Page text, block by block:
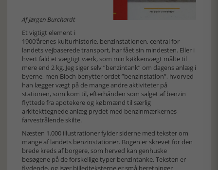
Af Jørgen Burchardt
Et vigtigt element i
1900’årenes kulturhistorie, benzinstationen, central for
landets vejbaserede transport, har fået sin mindesten. Eller i
hvert fald et vægtigt værk, som min køkkenvægt målte til
mere end 2 kg. Jeg siger selv ”benzintank” om dagens anlæg i
byerne, men Bloch benytter ordet ”benzinstation”, hvorved
han lægger vægt på de mange andre aktiviteter på
stationen, som kom til, efterhånden som salget af benzin
flyttede fra apotekere og købmænd til særlig
arkitekttegnede anlæg prydet med benzinmærkernes
farvestrålende skilte.
Næsten 1.000 illustrationer fylder siderne med tekster om
mange af landets benzinstationer. Bogen er skrevet for den
brede kreds af borgere, som herved kan genhuske
besøgene på de forskellige typer benzintanke. Teksten er
flydende, og især billedteksterne er små beretninger